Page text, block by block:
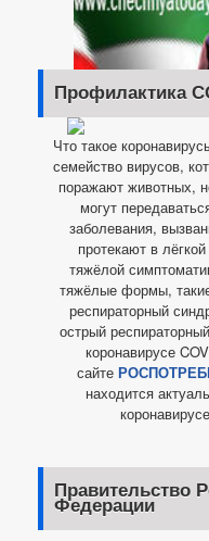
Профилактика
Что такое
семейство вирусов,
поражают животных,
могут
заболевания,
протекают в
тяжёлой
тяжёлые формы,
респираторный
острый
коронавирусе
сайте
находится
Правительство
Федерации